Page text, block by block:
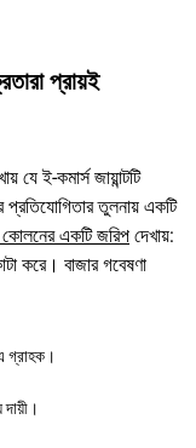
প্রায়ই
যে ই-কমার্স জায়ান্টটি
প্রতিযোগিতার তুলনায় একটি
একটি জরিপ দেখায়:
করে। বাজার গবেষণা
গ্রাহক।